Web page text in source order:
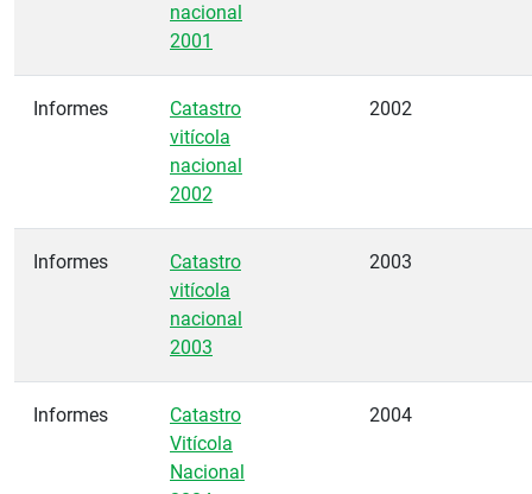
nacional
2001
Informes
Catastro
vitícola
nacional
2002
2002
Informes
Catastro
vitícola
nacional
2003
2003
Informes
Catastro
Vitícola
Nacional
2004